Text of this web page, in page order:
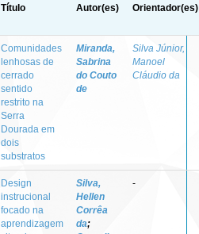
Título Autor(es) Orientador(es)
Comunidades
lenhosas de
cerrado
sentido
restrito na
Serra
Dourada em
dois
substratos
Miranda,
Sabrina
do Couto
de
Silva Júnior,
Manoel
Cláudio da
Design
instrucional
focado na
aprendizagem
Silva,
Hellen
Corrêa
da;
-